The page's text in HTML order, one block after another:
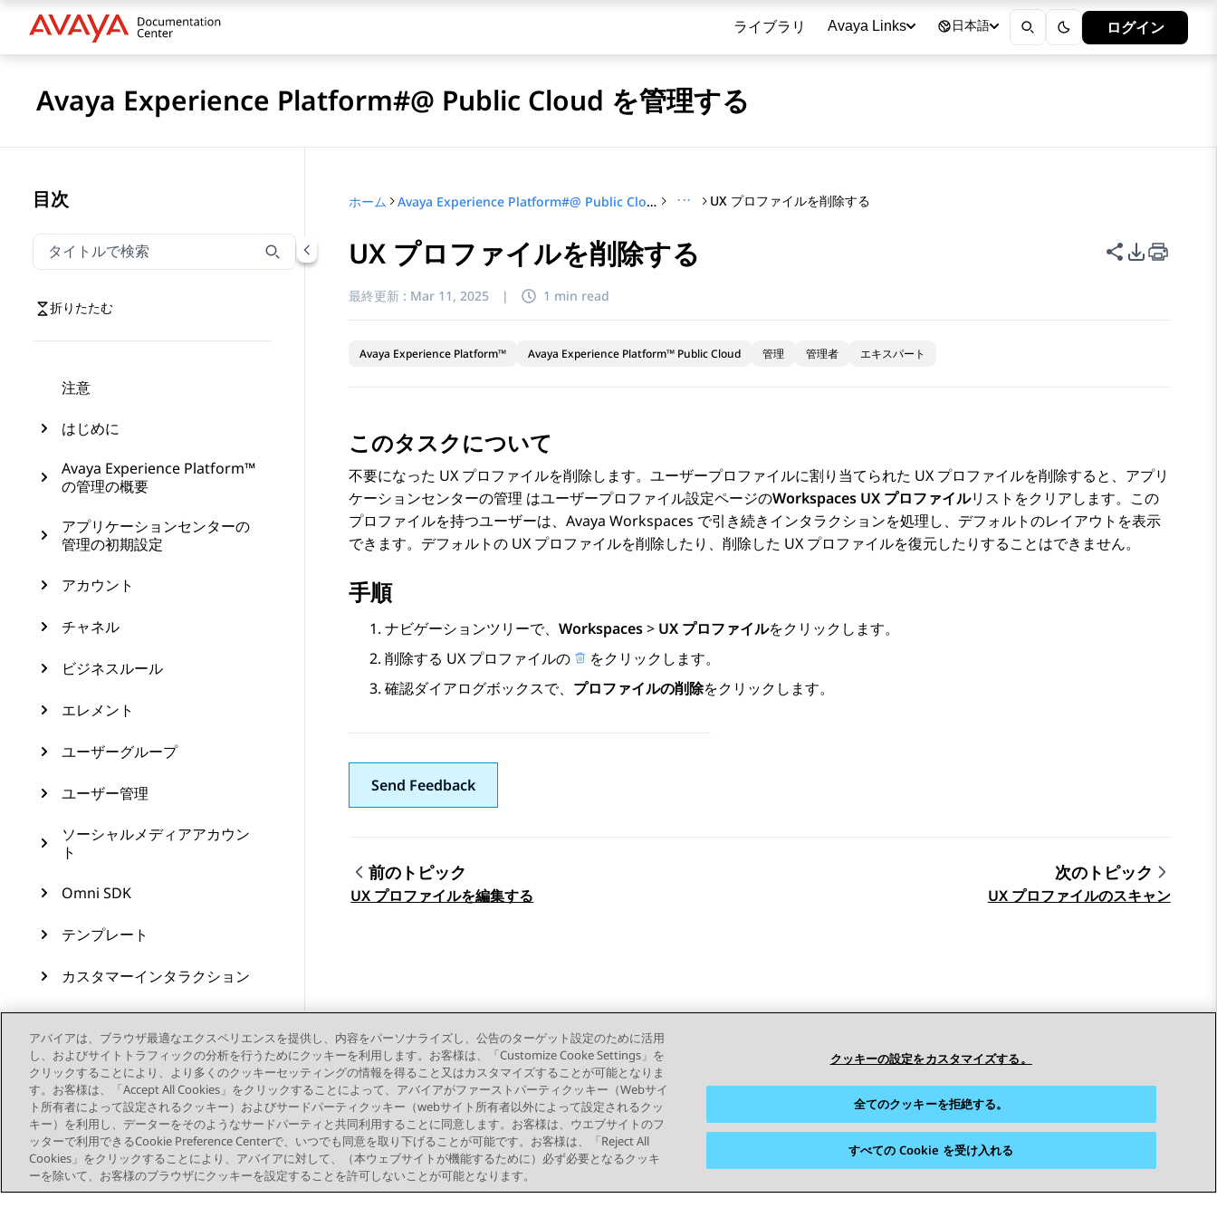
ライブラリ Avaya Links 日本語 ログイン
Avaya Experience Platform#@ Public Cloud を管理する
目次
タイトルでナビゲーションをフィルター
タイトルでナビゲーション項目を絞り込むには入力してください
折りたたむ
注意
はじめに
Avaya Experience Platform™
の管理の概要
アプリケーションセンターの
管理の初期設定
アカウント
チャネル
ビジネスルール
エレメント
ユーザーグループ
ユーザー管理
ソーシャルメディアアカウン
ト
Omni SDK
テンプレート
カスタマーインタラクション
コンタクトセンターのリソー
ス
Workspaces
監査証跡
機能の設定
Avaya Experience Platform
ホーム Avaya Experience Platform#@ Public Cloud を管理する ··· UX プロファイルを削除する
UX プロファイルを削除する このページ
PDFエク
最終更新 : Mar 11, 2025 | 1 min read
Avaya Experience Platform™ Avaya Experience Platform™ Public Cloud 管理 管理者 エキスパート
このタスクについて
不要になった UX プロファイルを削除します。ユーザープロファイルに割り当てられた UX プロファイルを削除すると、 アプリ
ケーションセンターの管理 はユーザープロファイル設定ページのWorkspaces UX プロファイルリストをクリアします。この
プロファイルを持つユーザーは、 Avaya Workspaces で引き続きインタラクションを処理し、デフォルトのレイアウトを表示
できます。デフォルトの UX プロファイルを削除したり、削除した UX プロファイルを復元したりすることはできません。
手順
ナビゲーションツリーで、 Workspaces> UX プロファイルをクリックします。
削除する UX プロファイルの
をクリックします。
確認ダイアログボックスで、 プロファイルの削除をクリックします。
Send Feedback
トピックナビゲーション
前のトピック
UX プロファイルを編集する
次のトピック
UX プロファイルのスキャン
アバイアは、ブラウザ最適なエクスペリエンスを提供し、内容をパーソナライズし、公告のターゲット設定のために活用
し、およびサイトトラフィックの分析を行うためにクッキーを利用します。お客様は、「Customize Cooke Settings」を
クリックすることにより、より多くのクッキーセッティングの情報を得ること又はカスタマイズすることが可能となりま
す。お客様は、「Accept All Cookies」をクリックすることによって、アバイアがファーストパーティクッキー（Webサイ
ト所有者によって設定されるクッキー）およびサードパーティクッキー（webサイト所有者以外によって設定されるクッ
キー）を利用し、データーをそのようなサードパーティと共同利用することに同意します。お客様は、ウエブサイトのフ
ッターで利用できるCookie Preference Centerで、いつでも同意を取り下げることが可能です。お客様は、「Reject All
Cookies」をクリックすることにより、アバイアに対して、（本ウェブサイトが機能するために）必ず必要となるクッキ
ーを除いて、お客様のブラウザにクッキーを設定することを許可しないことが可能となります。
クッキーの設定をカスタマイズする。
全てのクッキーを拒絶する。
すべての Cookie を受け入れる